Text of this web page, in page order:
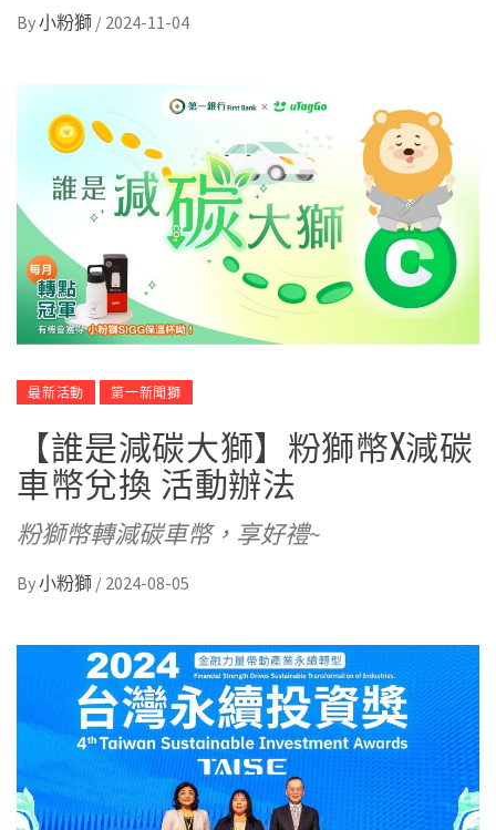
By小粉獅 / 2024-11-04
最新活動 第一新聞獅
【誰是減碳大獅】粉獅幣X減碳
車幣兌換 活動辦法
粉獅幣轉減碳車幣，享好禮~
By小粉獅 / 2024-08-05